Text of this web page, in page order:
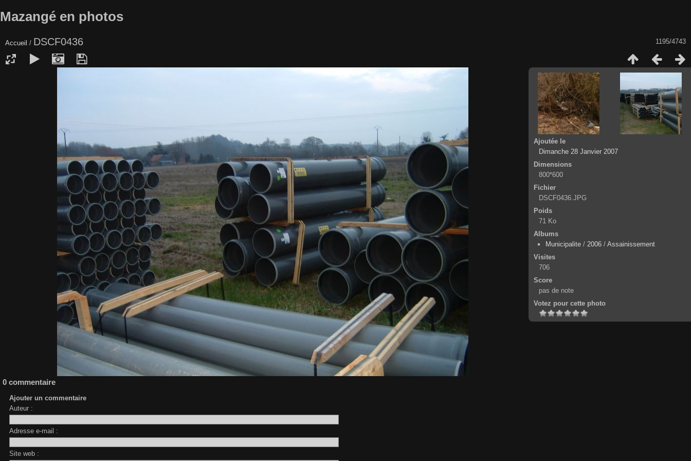
Mazangé en photos
1195/4743
Accueil / DSCF0436
Ajoutée le
Dimanche 28 Janvier 2007
Dimensions
800*600
Fichier
DSCF0436.JPG
Poids
71 Ko
Albums
Municipalite / 2006 /Assainissement
Visites
706
Score
pas de note
Votez pour cette photo
0 commentaire
Ajouter un commentaire
Auteur :
Adresse e-mail :
Site web :